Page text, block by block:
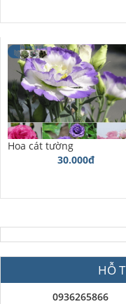
Hoa cát tường
30.000đ
HỖ
0936265866